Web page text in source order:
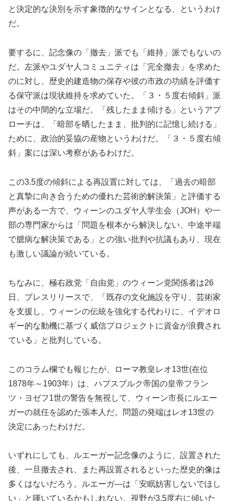
と決定的な決別を示す象徴的なサインとなる、というわけ
だ。
要するに、記念像の「撤去」派でも「維持」派でもないの
だ。左派やユダヤ人コミュニティは「完全撤去」を求めた
のに対し、歴史的建造物の保存や彼の市政の功績を評価す
る保守派は現状維持を求めていた。「３・５度右傾斜」派
はその中間的な立場だ。「残したまま傾ける」というアプ
ローチは、「暗部を晒したまま、批判的に記憶し続ける」
ために、政治的妥協の産物というわけだ。「３・５度右傾
斜」案には深い考察があるわけだ。
この3.5度の傾斜による再設置に対しては、「過去の暗部
と真摯に向き合うための優れた芸術的解決策」と評価する
声がある一方で、ウィーンのユダヤ人学生会（JOH）や一
部の専門家からは「問題を根本から解決しない、中途半端
で臆病な解決策である」との強い批判や抗議もあり、現在
も激しい議論が続いている。
ちなみに、極右政党「自由党」のウィーン党関係者は26
日、プレスリリースで、「既存の文化施設を守り、芸術家
を支援し、ウィーンの伝統を強化する代わりに、イデオロ
ギー的な動機に基づく威信プロジェクトに資金が浪費され
ている」と批判している。
このコラム欄でも報じたが、ローマ教皇レオ13世(在位
1878年～1903年）は、ハプスブルク帝国の皇帝フラン
ツ・ヨゼフ1世の警告を無視して、ウィーン市長にルエー
ガーの就任を認めた張本人だ。問題の発端はレオ13世の
決定にあったわけだ。
いずれにしても、ルエーガー記念像のように、設置された
後、一旦撤去され、また再設置されるといった歴史的像は
多くはないだろう。ルエーガ―は「安眠妨害しないでほし
い」と嘆いているかもしれない。視野が3.5度右に傾いた